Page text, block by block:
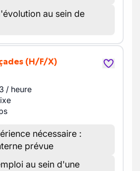
au sein de
(H/F/X)
/ heure
nécessaire :
prévue
au sein d'une